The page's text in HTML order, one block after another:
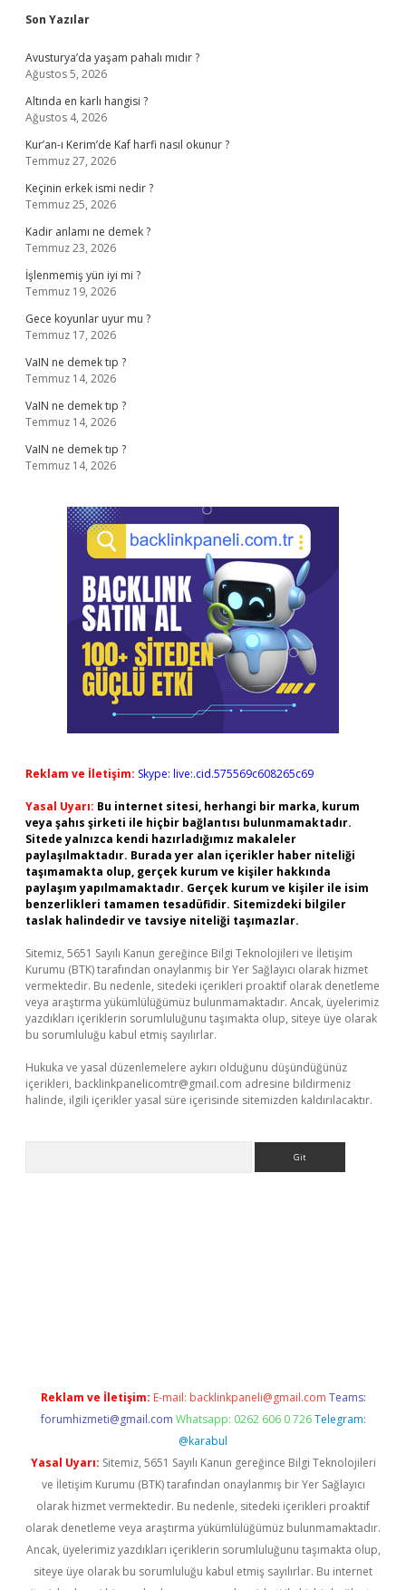
Sidebar
Son Yazılar
Avusturya’da yaşam pahalı mıdır ?
Ağustos 5, 2026
Altında en karlı hangisi ?
Ağustos 4, 2026
Kur’an-ı Kerim’de Kaf harfi nasıl okunur ?
Temmuz 27, 2026
Keçinin erkek ismi nedir ?
Temmuz 25, 2026
Kadir anlamı ne demek ?
Temmuz 23, 2026
İşlenmemiş yün iyi mi ?
Temmuz 19, 2026
Gece koyunlar uyur mu ?
Temmuz 17, 2026
VaIN ne demek tıp ?
Temmuz 14, 2026
VaIN ne demek tıp ?
Temmuz 14, 2026
VaIN ne demek tıp ?
Temmuz 14, 2026
Reklam ve İletişim: Skype: live:.cid.575569c608265c69
Yasal Uyarı: Bu internet sitesi, herhangi bir marka, kurum
veya şahıs şirketi ile hiçbir bağlantısı bulunmamaktadır.
Sitede yalnızca kendi hazırladığımız makaleler
paylaşılmaktadır. Burada yer alan içerikler haber niteliği
taşımamakta olup, gerçek kurum ve kişiler hakkında
paylaşım yapılmamaktadır. Gerçek kurum ve kişiler ile isim
benzerlikleri tamamen tesadüfidir. Sitemizdeki bilgiler
taslak halindedir ve tavsiye niteliği taşımazlar.
Sitemiz, 5651 Sayılı Kanun gereğince Bilgi Teknolojileri ve İletişim
Kurumu (BTK) tarafından onaylanmış bir Yer Sağlayıcı olarak hizmet
vermektedir. Bu nedenle, sitedeki içerikleri proaktif olarak denetleme
veya araştırma yükümlülüğümüz bulunmamaktadır. Ancak, üyelerimiz
yazdıkları içeriklerin sorumluluğunu taşımakta olup, siteye üye olarak
bu sorumluluğu kabul etmiş sayılırlar.
Hukuka ve yasal düzenlemelere aykırı olduğunu düşündüğünüz
içerikleri, backlinkpanelicomtr@gmail.com adresine bildirmeniz
halinde, ilgili içerikler yasal süre içerisinde sitemizden kaldırılacaktır.
Reklam ve İletişim: E-mail: backlinkpaneli@gmail.com Teams:
forumhizmeti@gmail.com Whatsapp: 0262 606 0 726 Telegram:
@karabul
Yasal Uyarı: Sitemiz, 5651 Sayılı Kanun gereğince Bilgi Teknolojileri
ve İletişim Kurumu (BTK) tarafından onaylanmış bir Yer Sağlayıcı
olarak hizmet vermektedir. Bu nedenle, sitedeki içerikleri proaktif
olarak denetleme veya araştırma yükümlülüğümüz bulunmamaktadır.
Ancak, üyelerimiz yazdıkları içeriklerin sorumluluğunu taşımakta olup,
siteye üye olarak bu sorumluluğu kabul etmiş sayılırlar. Bu internet